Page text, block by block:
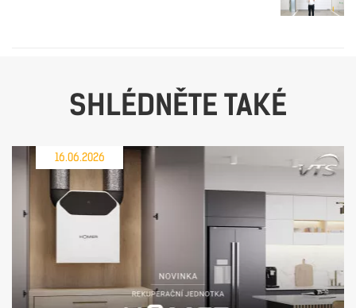
SHLÉDNĚTE TAKÉ
16.06.2026